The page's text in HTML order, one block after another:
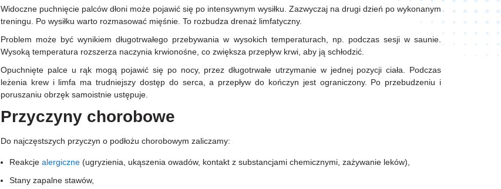
Widoczne puchnięcie palców dłoni może pojawić się po intensywnym wysiłku. Zazwyczaj na drugi dzień po wykonanym
treningu. Po wysiłku warto rozmasować mięśnie. To rozbudza drenaż limfatyczny.
Problem może być wynikiem długotrwałego przebywania w wysokich temperaturach, np. podczas sesji w saunie.
Wysoką temperatura rozszerza naczynia krwionośne, co zwiększa przepływ krwi, aby ją schłodzić.
Opuchnięte palce u rąk mogą pojawić się po nocy, przez długotrwałe utrzymanie w jednej pozycji ciała. Podczas
leżenia krew i limfa ma trudniejszy dostęp do serca, a przepływ do kończyn jest ograniczony. Po przebudzeniu i
poruszaniu obrzęk samoistnie ustępuje.
Przyczyny chorobowe
Do najczęstszych przyczyn o podłożu chorobowym zaliczamy:
Reakcje alergiczne (ugryzienia, ukąszenia owadów, kontakt z substancjami chemicznymi, zażywanie leków),
Stany zapalne stawów,